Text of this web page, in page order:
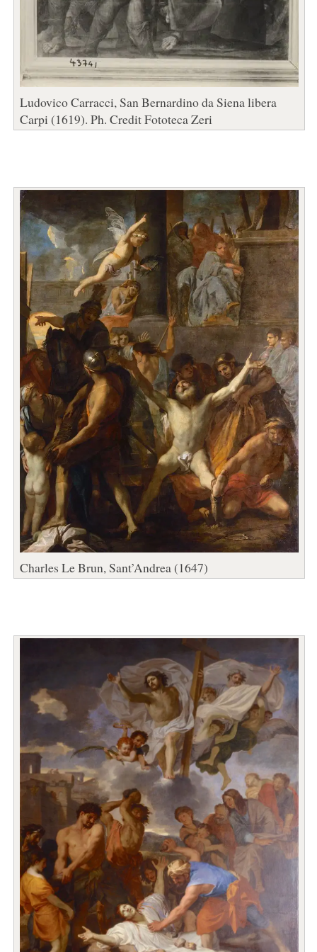
Ludovico Carracci, San Bernardino da Siena libera
Carpi (1619). Ph. Credit Fototeca Zeri
Charles Le Brun, Sant’Andrea (1647)